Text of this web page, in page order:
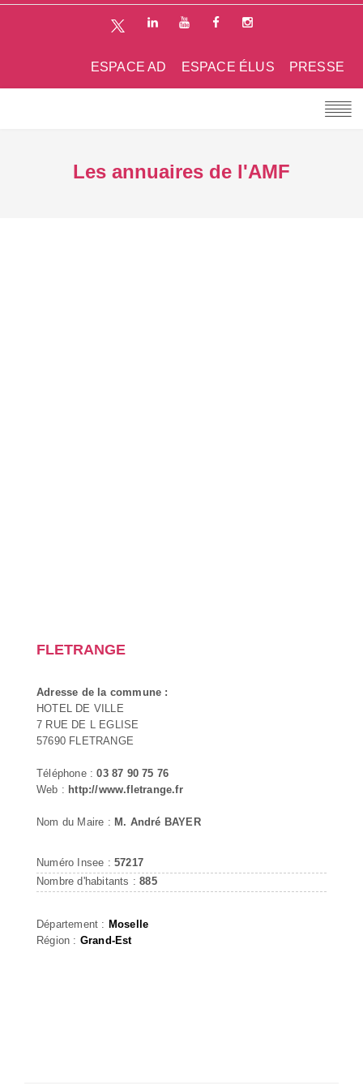
PRESSE
ESPACE ÉLUS
ESPACE AD
Les annuaires de l'AMF
FLETRANGE
Adresse de la commune :
HOTEL DE VILLE
7 RUE DE L EGLISE
57690 FLETRANGE
Téléphone :03 87 90 75 76
Web : http://www.fletrange.fr
Nom du Maire : M. André BAYER
Numéro Insee : 57217
Nombre d'habitants :885
Département : Moselle
Région : Grand-Est